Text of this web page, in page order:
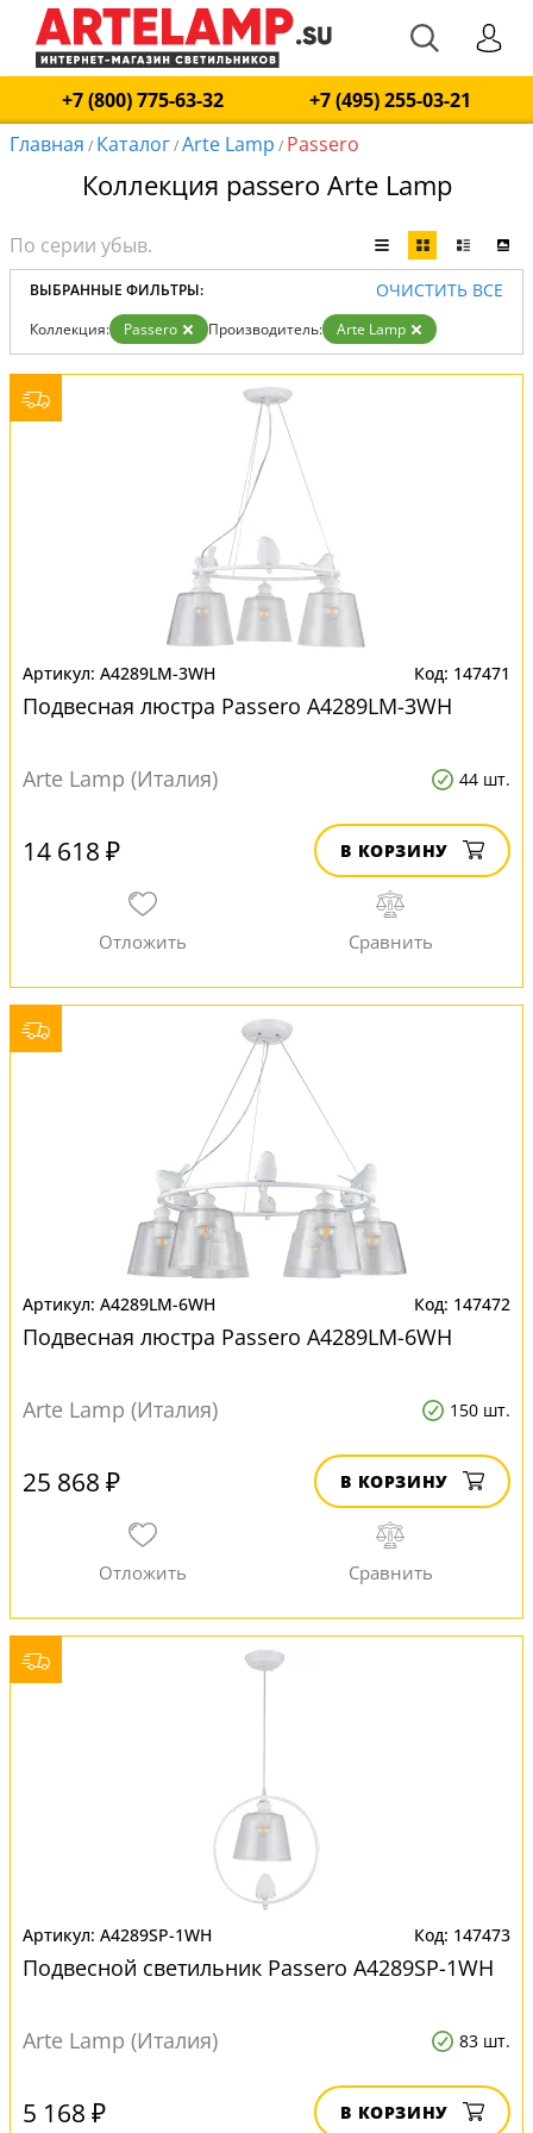
+7 (800) 775-63-32
+7 (495) 255-03-21
Главная / Каталог/Arte Lamp / Passero
Коллекция passero Arte Lamp
ВЫБРАННЫЕ ФИЛЬТРЫ: ОЧИСТИТЬ ВСЕ
Коллекция: Passero Производитель: Arte Lamp
A4289LM-3WH 147471
Подвесная люстра Passero A4289LM-3WH
Arte Lamp (Италия) 44 шт.
14 618 ₽ В КОРЗИНУ
A4289LM-6WH 147472
Подвесная люстра Passero A4289LM-6WH
Arte Lamp (Италия) 150 шт.
25 868 ₽ В КОРЗИНУ
A4289SP-1WH 147473
Подвесной светильник Passero A4289SP-1WH
Arte Lamp (Италия) 83 шт.
5 168 ₽ В КОРЗИНУ